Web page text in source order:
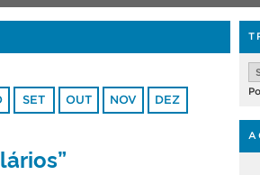
SET OUT NOV DEZ